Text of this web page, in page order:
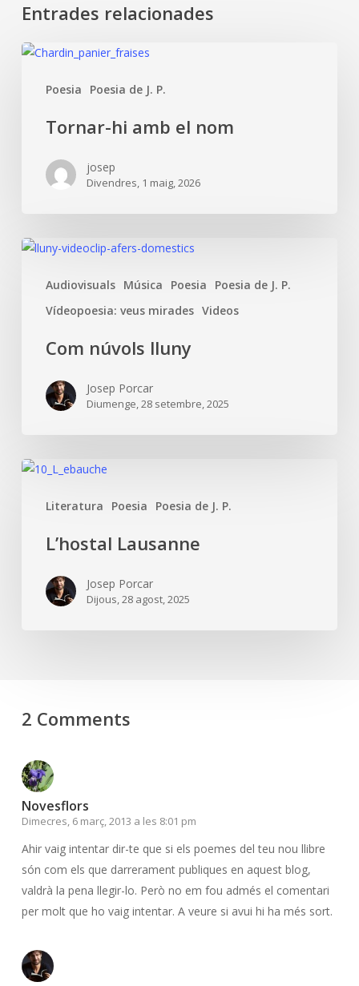
Entrades relacionades
Poesia Poesia de J. P.
Tornar-
Tornar-hi amb el nom
josep
Divendres, 1 maig, 2026
Audiovisuals Música Poesia
Poesia de J. P.
Vídeopoesia: veus mirades Videos
Com
Com núvols lluny
Josep Porcar
Diumenge, 28 setembre, 2025
Literatura Poesia Poesia de J. P.
L’hostal
L’hostal Lausanne
Josep Porcar
Dijous, 28 agost, 2025
2 Comments
Novesflors
Dimecres, 6 març, 2013 a les 8:01 pm
Ahir vaig intentar dir-te que si els poemes del teu nou llibre
són com els que darrerament publiques en aquest blog,
valdrà la pena llegir-lo. Però no em fou admés el comentari
per molt que ho vaig intentar. A veure si avui hi ha més sort.